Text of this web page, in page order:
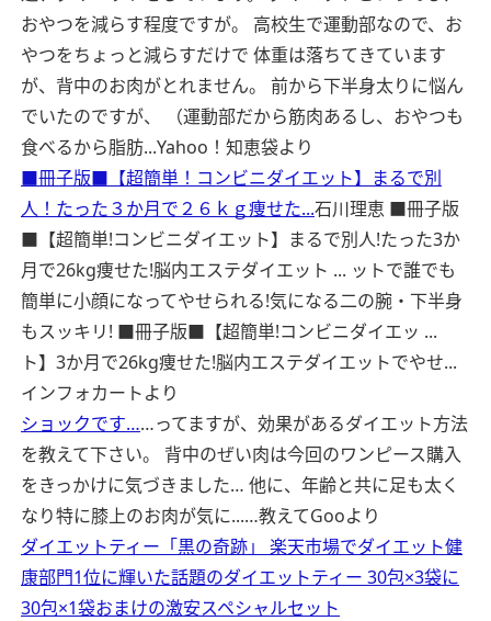
おやつを減らす程度ですが。 高校生で運動部なので、お
やつをちょっと減らすだけで 体重は落ちてきています
が、背中のお肉がとれません。 前から下半身太りに悩ん
でいたのですが、 （運動部だから筋肉あるし、おやつも
食べるから脂肪...Yahoo！知恵袋より
■冊子版■【超簡単！コンビニダイエット】まるで別
人！たった３か月で２６ｋｇ痩せた...石川理恵 ■冊子版
■【超簡単!コンビニダイエット】まるで別人!たった3か
月で26kg痩せた!脳内エステダイエット ... ットで誰でも
簡単に小顔になってやせられる!気になる二の腕・下半身
もスッキリ! ■冊子版■【超簡単!コンビニダイエッ ...
ト】3か月で26kg痩せた!脳内エステダイエットでやせ...
インフォカートより
ショックです……ってますが、効果があるダイエット方法
を教えて下さい。 背中のぜい肉は今回のワンピース購入
をきっかけに気づきました… 他に、年齢と共に足も太く
なり特に膝上のお肉が気に...…教えてGooより
ダイエットティー「黒の奇跡」 楽天市場でダイエット健
康部門1位に輝いた話題のダイエットティー 30包×3袋に
30包×1袋おまけの激安スペシャルセット